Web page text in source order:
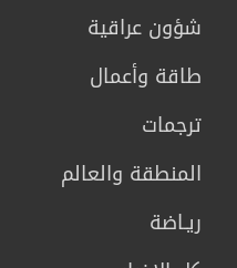
شؤون عراقية
طاقة وأعمال
ترجمات
المنطقة والعالم
ريـاضة